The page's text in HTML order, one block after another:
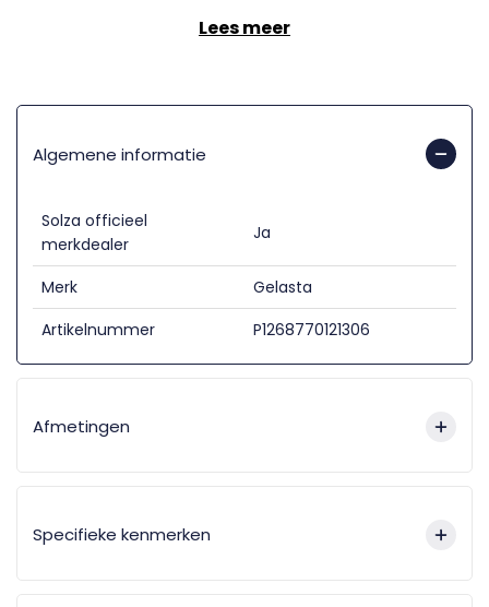
Lees meer
Algemene informatie
Solza officieel
merkdealer
Ja
Merk
Gelasta
Artikelnummer
P1268770121306
Afmetingen
Specifieke kenmerken